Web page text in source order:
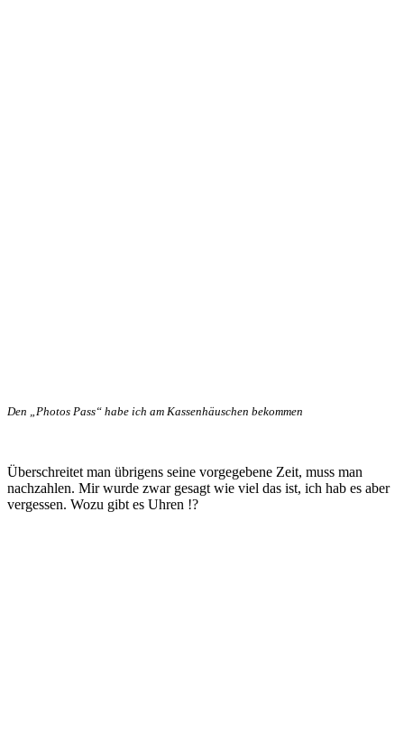
Den „Photos Pass“ habe ich am Kassenhäuschen bekommen
Überschreitet man übrigens seine vorgegebene Zeit, muss man
nachzahlen. Mir wurde zwar gesagt wie viel das ist, ich hab es aber
vergessen. Wozu gibt es Uhren !?